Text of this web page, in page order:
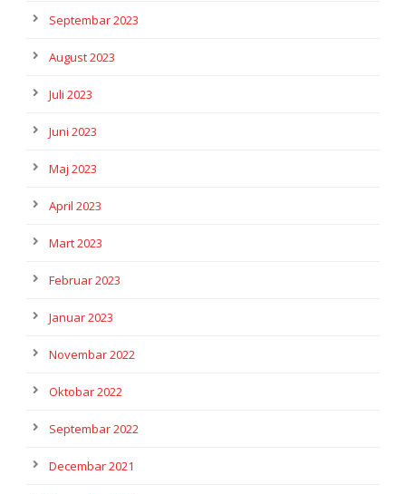
Septembar 2023
August 2023
Juli 2023
Juni 2023
Maj 2023
April 2023
Mart 2023
Februar 2023
Januar 2023
Novembar 2022
Oktobar 2022
Septembar 2022
Decembar 2021